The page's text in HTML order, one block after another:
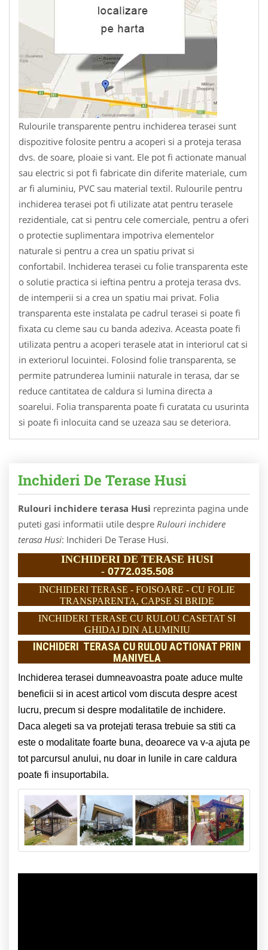
Rulourile transparente pentru inchiderea terasei sunt
dispozitive folosite pentru a acoperi si a proteja terasa
dvs. de soare, ploaie si vant. Ele pot fi actionate manual
sau electric si pot fi fabricate din diferite materiale, cum
ar fi aluminiu, PVC sau material textil. Rulourile pentru
inchiderea terasei pot fi utilizate atat pentru terasele
rezidentiale, cat si pentru cele comerciale, pentru a oferi
o protectie suplimentara impotriva elementelor
naturale si pentru a crea un spatiu privat si
confortabil. Inchiderea terasei cu folie transparenta este
o solutie practica si ieftina pentru a proteja terasa dvs.
de intemperii si a crea un spatiu mai privat. Folia
transparenta este instalata pe cadrul terasei si poate fi
fixata cu cleme sau cu banda adeziva. Aceasta poate fi
utilizata pentru a acoperi terasele atat in interiorul cat si
in exteriorul locuintei. Folosind folie transparenta, se
permite patrunderea luminii naturale in terasa, dar se
reduce cantitatea de caldura si lumina directa a
soarelui. Folia transparenta poate fi curatata cu usurinta
si poate fi inlocuita cand se uzeaza sau se deteriora.
Inchideri De Terase Husi
Rulouri inchidere terasa Husi reprezinta pagina unde
puteti gasi informatii utile despre Rulouri inchidere
terasa Husi: Inchideri De Terase Husi.
INCHIDERI DE TERASE HUSI
- 0772.035.508
INCHIDERI TERASE - FOISOARE - CU FOLIE
TRANSPARENTA, CAPSE SI BRIDE
INCHIDERI TERASE CU RULOU CASETAT SI
GHIDAJ DIN ALUMINIU
INCHIDERI TERASA CU RULOU ACTIONAT PRIN
MANIVELA
Inchiderea terasei dumneavoastra poate aduce multe
beneficii si in acest articol vom discuta despre acest
lucru, precum si despre modalitatile de inchidere.
Daca alegeti sa va protejati terasa trebuie sa stiti ca
este o modalitate foarte buna, deoarece va v-a ajuta pe
tot parcursul anului, nu doar in lunile in care caldura
poate fi insuportabila.